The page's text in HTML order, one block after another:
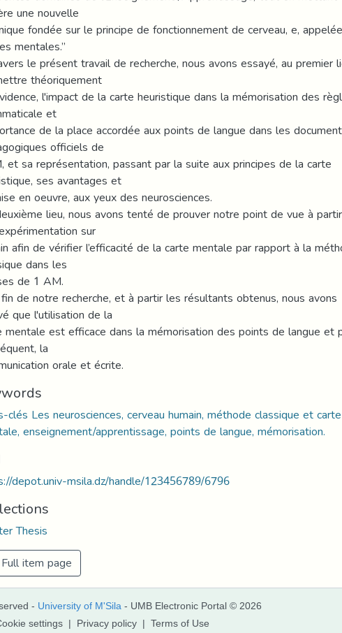
une nouvelle
fondée sur le principe de fonctionnement de cerveau, e, appelée
mentales.”
le présent travail de recherche, nous avons essayé, au premier
théoriquement
l'impact de la carte heuristique dans la mémorisation des
et
de la place accordée aux points de langue dans les
officiels de
et sa représentation, passant par la suite aux principes de la carte
ses avantages et
en oeuvre, aux yeux des neurosciences.
lieu, nous avons tenté de prouver notre point de vue à partir
sur
afin de vérifier l’efficacité de la carte mentale par rapport à la
dans les
de 1 AM.
de notre recherche, et à partir les résultants obtenus, nous avons
que l'utilisation de la
mentale est efficace dans la mémorisation des points de langue et
la
orale et écrite.
clés Les neurosciences, cerveau humain, méthode classique et carte
enseignement/apprentissage, points de langue, mémorisation.
depot.univ-msila.dz/handle/123456789/6796
Thesis
Full item page
- University of M'Sila - UMB Electronic Portal © 2026
settings | Privacy policy | Terms of Use